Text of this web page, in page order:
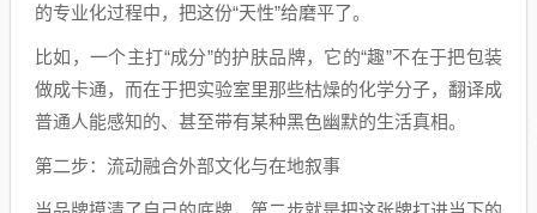
的专业化过程中，把这份“天性”给磨平了。
比如，一个主打“成分”的护肤品牌，它的“趣”不在于把包装
做成卡通，而在于把实验室里那些枯燥的化学分子，翻译成
普通人能感知的、甚至带有某种黑色幽默的生活真相。
第二步：流动融合外部文化与在地叙事